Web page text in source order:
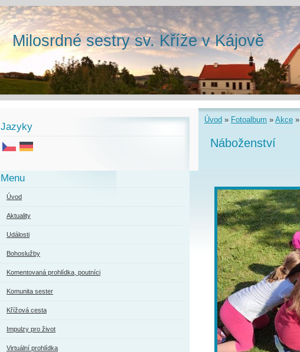
Milosrdné sestry sv. Kříže v Kájově
Úvod » Fotoalbum » Akce »
Náboženství
Jazyky
Menu
Úvod
Aktuality
Události
Bohoslužby
Komentovaná prohlídka, poutníci
Komunita sester
Křížová cesta
Impulzy pro život
Virtuální prohlídka